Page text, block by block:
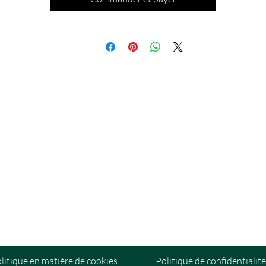
Tu plongeras dans le monde subtil et découvriras les mystères du
resteront avec toi toute votre vie. Rejoins ce pack et embrasse le
pouvoir de ta spiritualité, que ce soit en cabinet sur Dijon ou en visio.
en matière de cookies Politique de confidentialité